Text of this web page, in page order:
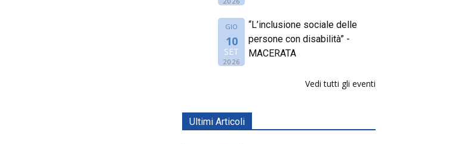
GIO
10
SET
2026
“L’inclusione sociale delle
persone con disabilità” -
MACERATA
Vedi tutti gli eventi
Ultimi Articoli